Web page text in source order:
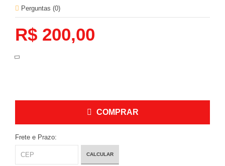
Perguntas (0)
R$ 200,00
COMPRAR
Frete e Prazo:
CALCULAR